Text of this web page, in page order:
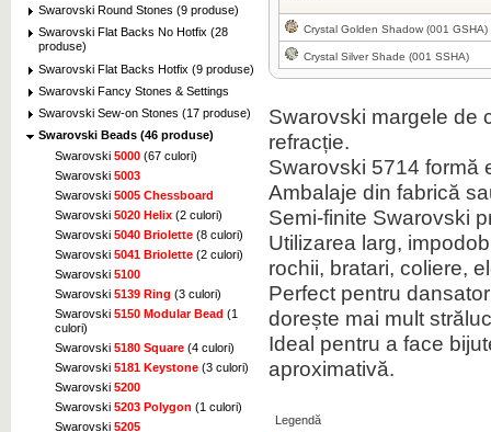
Swarovski Round Stones (9 produse)
Swarovski Flat Backs No Hotfix (28
produse)
Swarovski Flat Backs Hotfix (9 produse)
Swarovski Fancy Stones & Settings
Swarovski Sew-on Stones (17 produse)
Swarovski Beads (46 produse)
Swarovski 5000 (67 culori)
Swarovski 5003
Swarovski 5005 Chessboard
Swarovski 5020 Helix (2 culori)
Swarovski 5040 Briolette (8 culori)
Swarovski 5041 Briolette (2 culori)
Swarovski 5100
Swarovski 5139 Ring (3 culori)
Swarovski 5150 Modular Bead (1
culori)
Swarovski 5180 Square (4 culori)
Swarovski 5181 Keystone (3 culori)
Swarovski 5200
Swarovski 5203 Polygon (1 culori)
Swarovski 5205
Crystal Golden Shadow (001 GSHA)
Crystal Silver Shade (001 SSHA)
Swarovski margele de
refracție.
Swarovski 5714 formă
Ambalaje din fabrică
Semi-finite Swarovski
Utilizarea larg,
rochii, bratari, coliere,
Perfect pentru
dorește mai mult
Ideal pentru a face
aproximativă.
Legendă